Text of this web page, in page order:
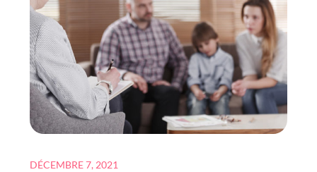
Posted
DÉCEMBRE 7, 2021